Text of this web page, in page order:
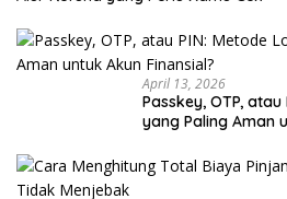
April 13, 2026
Passkey, OTP,
yang Paling Aman